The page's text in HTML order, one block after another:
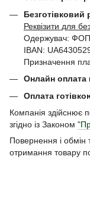
Безготівковий
Реквізити для
Одержувач: ФОП
IBAN:
Призначення
Онлайн оплата
Оплата
Компанія здійснює
згідно із Законом
Повернення і обмін
отримання товару